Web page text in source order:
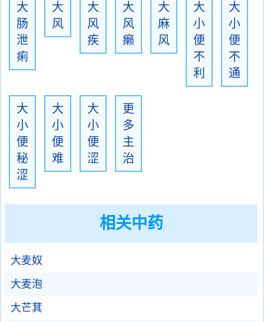
大
肠
泄
痢
大
风
大
风
疾
大
风
癞
大
麻
风
大
小
便
不
利
大
小
便
不
通
大
小
便
秘
涩
大
小
便
难
大
小
便
涩
更
多
主
治
相关中药
大麦奴
大麦泡
大芒萁